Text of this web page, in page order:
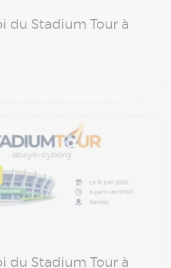
du Stadium Tour à
Absys Cyborg arrive à Lille le
une matinée d’ateliers et
du Stadium Tour à